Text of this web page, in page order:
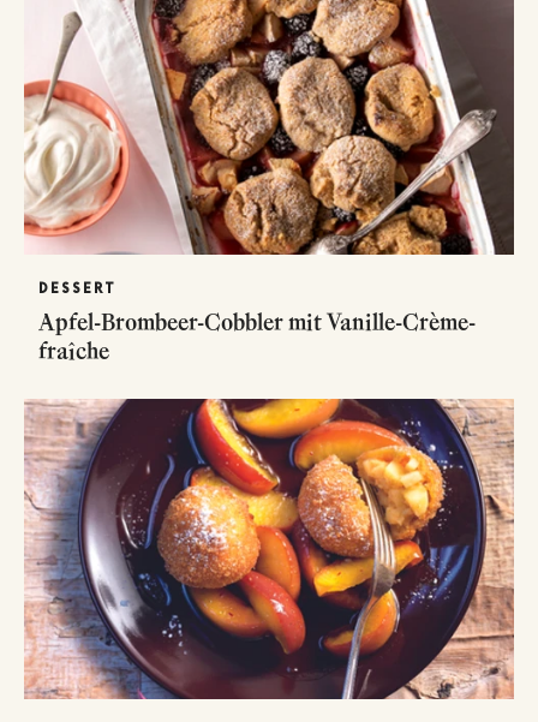
DESSERT
Apfel-Brombeer-Cobbler mit Vanille-Crème-
fraîche